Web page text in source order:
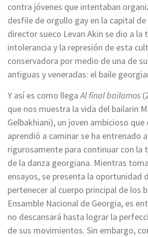
contra jóvenes que intentaban
desfile de orgullo gay en la capital
director sueco Levan Akin se dio a la
intolerancia y la represión de esta
conservadora por medio de una de
antiguas y veneradas: el baile
Y así es como llegaAl final bailamos
que nos muestra la vida del bailarin
Gelbakhiani), un joven ambicioso que
aprendió a caminar se ha entrenado
rigurosamente para continuar con la
de la danza georgiana. Mientras
ensayos, se presenta la oportunidad
pertenecer al cuerpo principal de los
Ensamble Nacional de Georgia, es
no descansará hasta lograr la
de sus movimientos. Sin embargo,